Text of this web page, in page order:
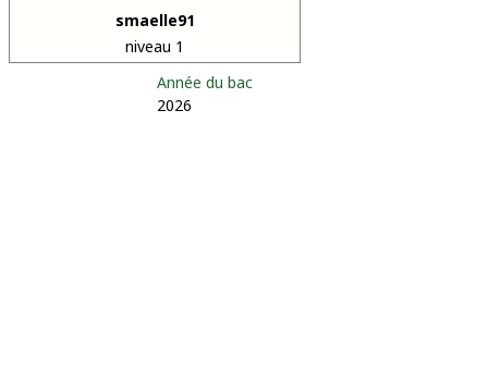
smaelle91
niveau 1
Année du bac
2026